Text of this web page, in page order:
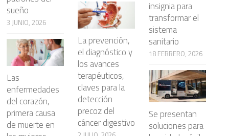
sueño
3 JUNIO, 2026
Las
enfermedades
del corazón,
primera causa
de muerte en
La prevención,
el diagnóstico y
los avances
terapéuticos,
claves para la
detección
precoz del
cáncer digestivo
insignia para
transformar el
sistema
sanitario
18 FEBRERO, 2026
Se presentan
soluciones para